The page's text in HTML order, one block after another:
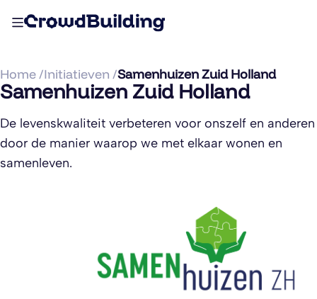
Home /Initiatieven /Samenhuizen Zuid Holland
Samenhuizen Zuid Holland
De levenskwaliteit verbeteren voor onszelf en anderen
door de manier waarop we met elkaar wonen en
samenleven.